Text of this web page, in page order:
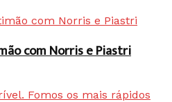
com Norris e Piastri